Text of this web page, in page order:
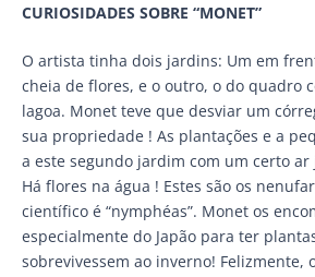
CURIOSIDADES SOBRE “MONET”
O artista tinha dois jardins: Um em
cheia de flores, e o outro, o do quadro
lagoa. Monet teve que desviar um
sua propriedade ! As plantações e a
a este segundo jardim com um certo ar
Há flores na água ! Estes são os
científico é “nymphéas”. Monet os
especialmente do Japão para ter
sobrevivessem ao inverno! Felizmente,